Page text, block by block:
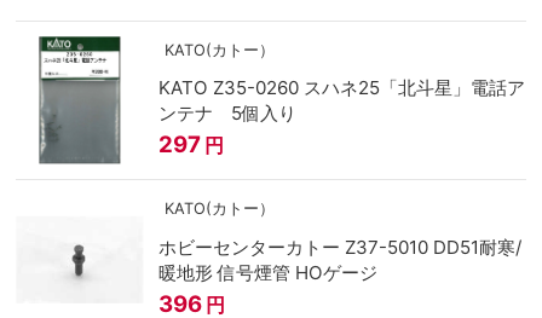
KATO(カトー）
KATO Z35-0260 スハネ25「北斗星」電話ア
ンテナ 5個入り
297 円
KATO(カトー）
ホビーセンターカトー Z37-5010 DD51耐寒/
暖地形 信号煙管 HOゲージ
396 円